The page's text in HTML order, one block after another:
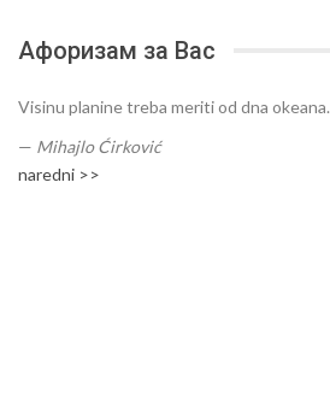
Афоризам за Вас
Visinu planine treba meriti od dna okeana.
— Mihajlo Ćirković
naredni >>